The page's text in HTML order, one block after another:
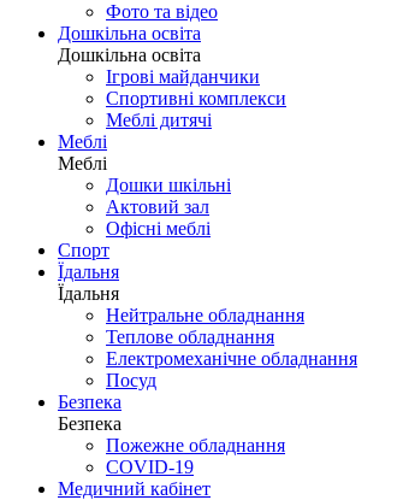
Фото та відео
Дошкільна освіта
Дошкільна освіта
Ігрові майданчики
Спортивні комплекси
Меблі дитячі
Меблі
Меблі
Дошки шкільні
Актовий зал
Офісні меблі
Спорт
Їдальня
Їдальня
Нейтральне обладнання
Теплове обладнання
Електромеханічне обладнання
Посуд
Безпека
Безпека
Пожежне обладнання
COVID-19
Медичний кабінет